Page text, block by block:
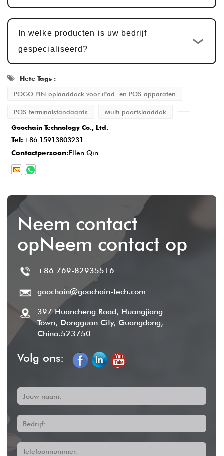
Massaproductie en kwaliteitsinspectie:
Na monstergoedkeuring vindt de
productiecyclus plaats
zodat elk detail aan de norm voldoet.
Levering en service na verkoop
de productie is voltooid, is de levertijd
normaal gesproken2-5 werkdagen
bieden uitgebreide after-sales service om
In welke producten is uw bedrijf
gespecialiseerd?
Hete Tags :
POGO PIN-oplaaddock voor iPad- en POS-apparaten
POS-terminalstandaards
Multi-poortslaaddok
Goochain Technology Co., Ltd.
Tel:+86 15913803231
Contactpersoon:Ellen Qin
Neem contact
opNeem contact op
+86 769-82935516
goochain@goochain-tech.com
397 Huancheng Road, Huangjiang
Town, Dongguan City, Guangdong,
China.523750
Volg ons:
Jouw naam:
Bedrijf:
Telefoonnummer: